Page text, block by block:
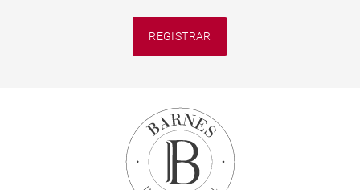
REGISTRAR